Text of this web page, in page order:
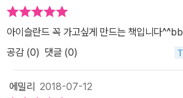
아이슬란드 꼭 가고싶게 만드는 책입니다^^bb
공감 (0) 댓글 (0)
에밀리 2018-07-12